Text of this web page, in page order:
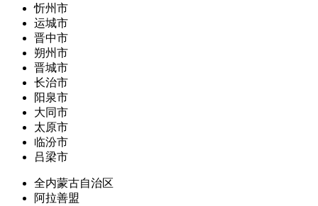
忻州市
运城市
晋中市
朔州市
晋城市
长治市
阳泉市
大同市
太原市
临汾市
吕梁市
全内蒙古自治区
阿拉善盟